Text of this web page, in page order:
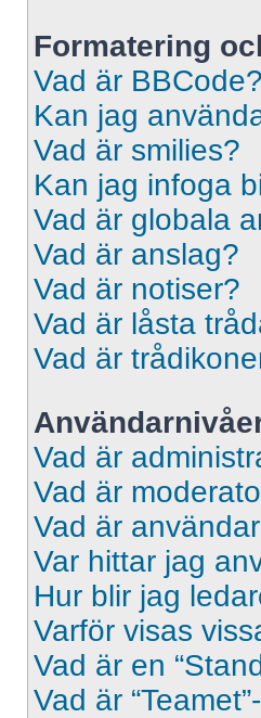
Formatering
Vad är BBCode?
Kan jag
Vad är smilies?
Kan jag infoga
Vad är globala
Vad är anslag?
Vad är notiser?
Vad är låsta
Vad är
Vad är
Vad är
Vad är
Var hittar jag
Hur blir jag
Varför visas
Vad är en
Vad är